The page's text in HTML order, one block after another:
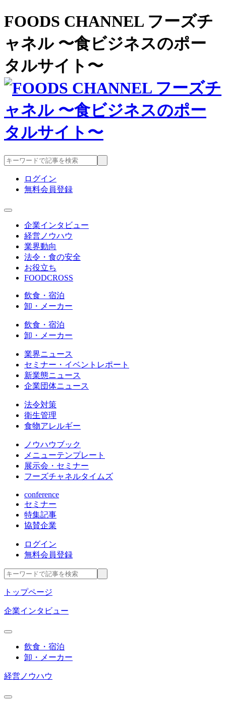
FOODS CHANNEL フーズチ
ャネル 〜食ビジネスのポー
タルサイト〜
ログイン
無料会員登録
企業インタビュー
経営ノウハウ
業界動向
法令・食の安全
お役立ち
FOODCROSS
飲食・宿泊
卸・メーカー
飲食・宿泊
卸・メーカー
業界ニュース
セミナー・イベントレポート
新業態ニュース
企業団体ニュース
法令対策
衛生管理
食物アレルギー
ノウハウブック
メニューテンプレート
展示会・セミナー
フーズチャネルタイムズ
conference
セミナー
特集記事
協賛企業
ログイン
無料会員登録
トップページ
企業インタビュー
飲食・宿泊
卸・メーカー
経営ノウハウ